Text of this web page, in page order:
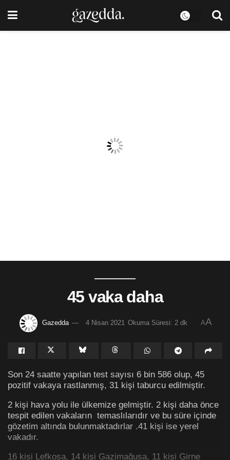
45 vaka daha
Gazedda 4 Nisan 2021 Okuma Süresi: 2 dk AA
Son 24 saatte yapılan test sayısı 6 bin 586 olup, 45
pozitif vakaya rastlanmış, 31 kişi taburcu edilmiştir.
2 kişi hava yolu ile ülkemize gelmiştir. 2 kişi daha önce
tespit edilen vakaların temaslılarıdır ve bu süre içinde
gözetim altında bulunmaktadırlar .41 kişi ise yerel
vakadır.
16 kişi Lefkoşa, 14 kişi Gazimağusa, 11 kişi Girne